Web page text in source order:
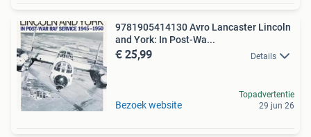
9781905414130 Avro Lancaster Lincoln
and York: In Post-Wa...
€ 25,99 Details
Bezoek website
Topadvertentie
29 jun 26